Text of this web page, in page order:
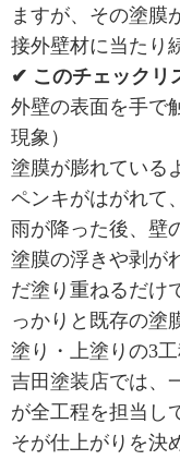
ますが、その塗膜
接外壁材に当たり
✔ このチェックリ
外壁の表面を手で
現象）
塗膜が膨れている
ペンキがはがれて
雨が降った後、壁
塗膜の浮きや剥が
だ塗り重ねるだけ
っかりと既存の塗
塗り・上塗りの3
吉田塗装店では、
が全工程を担当し
そが仕上がりを決